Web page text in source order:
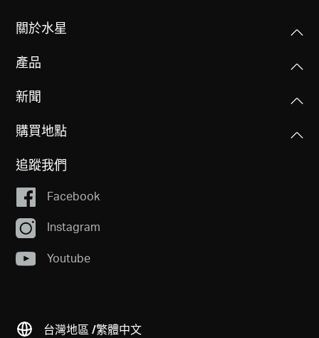
關於水星
產品
新聞
購買地點
追蹤我們
Facebook
Instagram
Youtube
台灣地區 /繁體中文